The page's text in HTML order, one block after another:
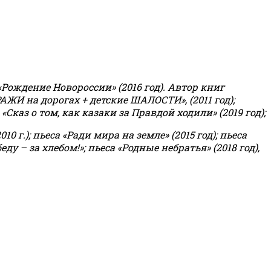
Новороссии» (2016 год). Автор книг
на дорогах + детские ШАЛОСТИ», (2011 год);
о том, как казаки за Правдой ходили» (2019 год);
г.); пьеса «Ради мира на земле» (2015 год); пьеса
– за хлебом!»;пьеса «Родные небратья» (2018 год),